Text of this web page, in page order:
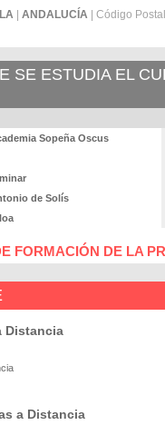
ANDALUCÍA | Código
SE ESTUDIA EL
Sopeña Oscus
de Solís
FORMACIÓN DE LA
Distancia
a Distancia